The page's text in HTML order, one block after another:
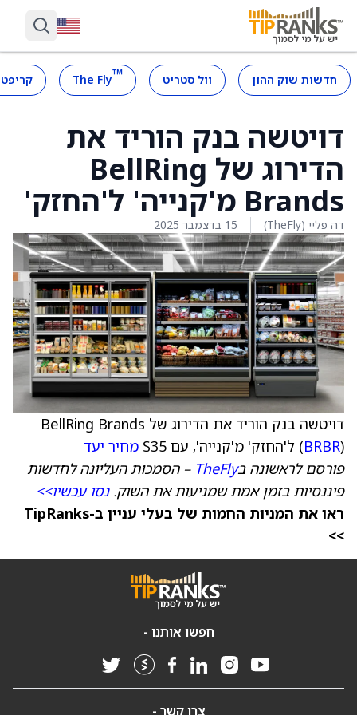
חדשות שוק ההון וול סטריט ™
The Fly
דויטשה בנק הוריד את
הדירוג של BellRing
Brands מ'קנייה' ל'החזק'
דה פליי (TheFly) 15 בדצמבר 2025
דויטשה בנק הוריד את הדירוג של BellRing Brands
(BRBR) ל'החזק' מ'קנייה', עם $35
מחיר יעד
פורסם לראשונה בTheFly – הסמכות העליונה לחדשות
פיננסיות בזמן אמת שמניעות את השוק.נסו עכשיו>>
ראו את המניות החמות של בעלי עניין ב-TipRanks
>>
חפשו אותנו -
צרו קשר -